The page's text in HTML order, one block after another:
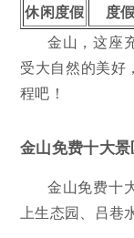
休闲度假
度
金山，这座
受大自然的美好
程吧！
金山免费十大景
金山免费十
上生态园、吕巷